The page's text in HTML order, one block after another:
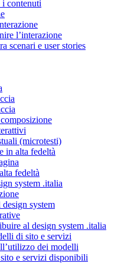
contenuti
l’interazione
scenari e user stories
(microtesti)
in alta fedeltà
fedeltà
system .italia
system
al design system .italia
di sito e servizi
dei modelli
e servizi disponibili